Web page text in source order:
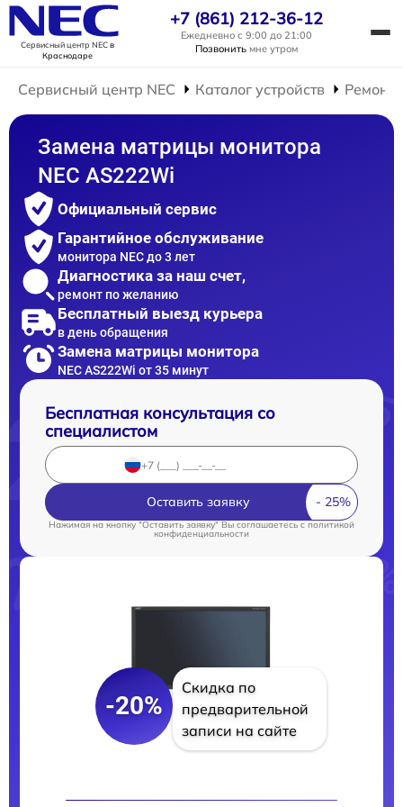
Сервисный центр NECв
Краснодаре
+7 (861) 212-36-12
Ежедневно с 9:00 до 21:00
Позвонить мне утром
Сервисный центр NEC Каталог устройств Ремонт
Замена матрицы монитора
NEC AS222Wi
Официальный сервис
Гарантийное обслуживание
монитора NEC до 3 лет
Диагностика за наш счет,
ремонт по желанию
Бесплатный выезд курьера
в день обращения
Замена матрицы монитора
NEC AS222Wi от 35 минут
Бесплатная консультация со
специалистом
Оставить заявку
Нажимая на кнопку "Оставить заявку" Вы соглашаетесь cполитикой
конфиденциальности
-20%
Скидка по
предварительной
записи на сайте